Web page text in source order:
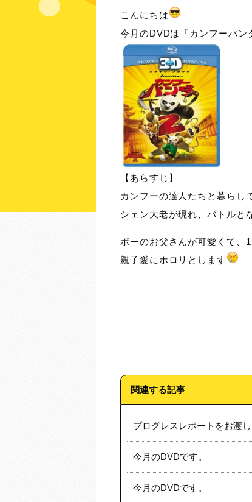
こんにちは
今月のDVDは『カンフーパン
【あらすじ】
カンフーの達人たちと暮らし
シェン大老が現れ、バトルと
ポーのお父さんが可愛くて、
親子愛にホロリとします
関連する記事
プログレスレポートをお渡し
今月のDVDです。
今月のDVDです。